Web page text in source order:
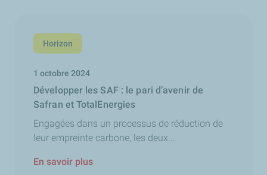
Horizon
1 octobre 2024
Développer les SAF : le pari d’avenir de
Safran et TotalEnergies
Engagées dans un processus de réduction de
leur empreinte carbone, les deux...
En savoir plus